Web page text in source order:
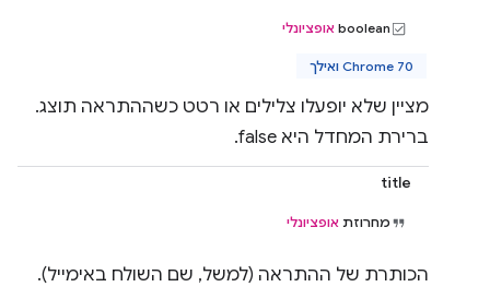
boolean אופציונלי
Chrome 70 ואילך
מציין שלא יופעלו צלילים או רטט כשההתראה תוצג.
ברירת המחדל היא false.
title
מחרוזת אופציונלי
הכותרת של ההתראה (למשל, שם השולח באימייל).